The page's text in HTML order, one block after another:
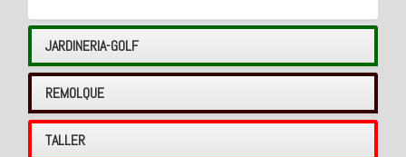
JARDINERIA-GOLF
REMOLQUE
TALLER